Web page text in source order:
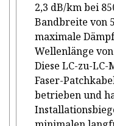
2,3 dB/km bei
Bandbreite von
maximale
Wellenlänge
Diese LC-zu-
Faser-
betrieben und